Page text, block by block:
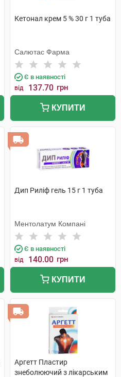
Кетонал крем 5 % 30 г 1 туба
Салютас Фарма
Є в наявності
від 137.70 грн
КУПИТИ
Дип Риліф гель 15 г 1 туба
Ментолатум Компані
Є в наявності
від 140.00 грн
КУПИТИ
Аргетт Пластир
знеболюючий з лікарським